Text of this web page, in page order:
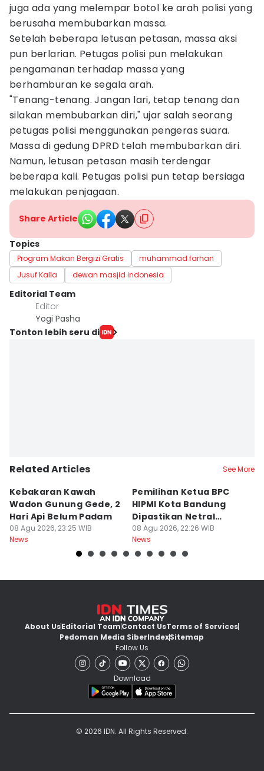
juga ada yang melempar botol ke arah polisi yang
berusaha membubarkan massa.
Setelah beberapa letusan petasan, massa aksi
pun berlarian. Petugas polisi pun melakukan
pengamanan terhadap massa yang
berhamburan ke segala arah.
"Tenang-tenang. Jangan lari, tetap tenang dan
silakan membubarkan diri," ujar salah seorang
petugas polisi menggunakan pengeras suara.
Massa di gedung DPRD telah membubarkan diri.
Namun, letusan petasan masih terdengar
beberapa kali. Petugas polisi pun tetap bersiaga
melakukan penjagaan.
Share Article
Topics
Program Makan Bergizi Gratis
muhammad farhan
Jusuf Kalla
dewan masjid indonesia
Editorial Team
Editor
Yogi Pasha
Tonton lebih seru di
Related Articles See More
Kebakaran Kawah
Wadon Gunung Gede, 2
Hari Api Belum Padam
08 Agu 2026, 23:25 WIB
News
Pemilihan Ketua BPC
HIPMI Kota Bandung
Dipastikan Netral
Tanpa Tekanan
08 Agu 2026, 22:26 WIB
News
About UsEditorial TeamContact UsTerms of Services
Pedoman Media SiberIndexSitemap
Follow Us
Download
© 2026 IDN. All Rights Reserved.